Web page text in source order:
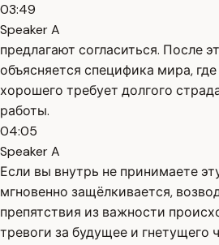
03:49
Speaker A
предлагают согласиться. После
объясняется специфика мира,
хорошего требует долгого
работы.
04:05
Speaker A
Если вы внутрь не принимаете
мгновенно защёлкивается,
препятствия из важности
тревоги за будущее и гнетущего